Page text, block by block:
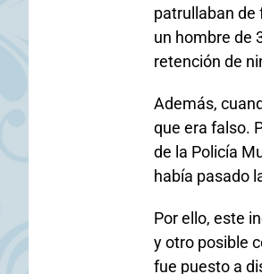
patrullaban de
un hombre de
retención de
Además,
que era falso.
de la Policía
había pasado
Por ello, este
y otro posible
fue puesto a